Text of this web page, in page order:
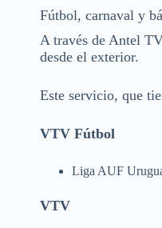
Fútbol, carnaval y
A través de Antel
desde el exterior.
Este servicio, que
VTV Fútbol
Liga AUF
VTV